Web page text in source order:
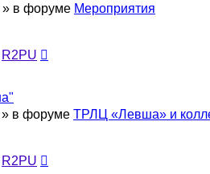
» в форуме Мероприятия
R2PU
» в форуме ТРЛЦ «Левша» и
R2PU